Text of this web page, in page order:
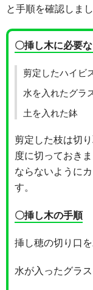
と手順を確認しまし
〇挿し木に必要
剪定したハイビ
水を入れたグラ
土を入れた鉢
剪定した枝は切
度に切っておき
ならないように
す。
〇挿し木の手順
挿し穂の切り口
水が入ったグラ